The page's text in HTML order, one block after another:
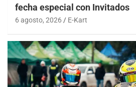
fecha especial con Invitados
6 agosto, 2026 E-Kart